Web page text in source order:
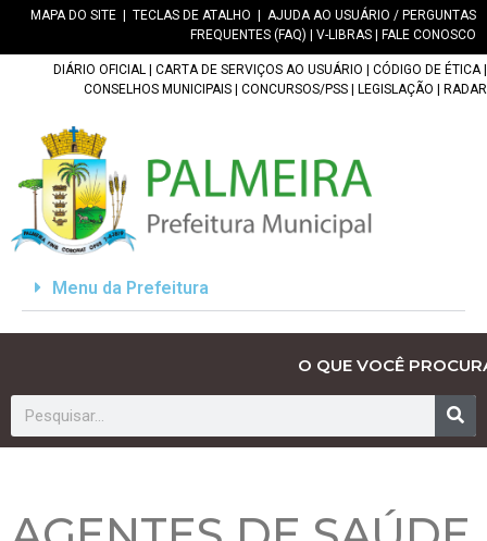
MAPA DO SITE TECLAS DE ATALHO
AJUDA AO USUÁRIO / PERGUNTAS
FREQUENTES (FAQ)
V-LIBRAS FALE CONOSCO
DIÁRIO OFICIAL CARTA DE SERVIÇOS AO USUÁRIO CÓDIGO DE ÉTICA|
CONSELHOS MUNICIPAIS
CONCURSOS/PSS LEGISLAÇÃO RADAR
Menu da Prefeitura
O QUE VOCÊ